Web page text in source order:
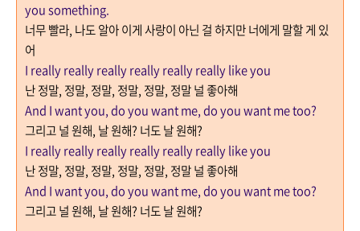
you something.
너무 빨라, 나도 알아 이게 사랑이 아닌 걸 하지만 너에게 말할 게 있
어
I really really really really really really like you
난 정말, 정말, 정말, 정말, 정말, 정말 널 좋아해
And I want you, do you want me, do you want me too?
그리고 널 원해, 날 원해? 너도 날 원해?
I really really really really really really like you
난 정말, 정말, 정말, 정말, 정말, 정말 널 좋아해
And I want you, do you want me, do you want me too?
그리고 널 원해, 날 원해? 너도 날 원해?